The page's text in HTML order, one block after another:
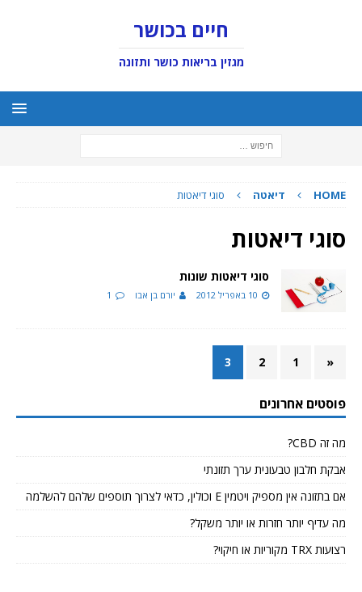
חיים בכושר
מגזין בריאות כושר ותזונה
HOME דיאטה סוגי דיאטות
סוגי דיאטות
סוגי דיאטות שונות
10 באפריל 2012 יורם בן אבו 1
«
1
2
3
פוסטים אחרונים
מה זה CBD?
אבקת חלבון טבעונית ערך תזונתי
אם בתזונה אין מספיק ויטמין E וכולין, כדאי לצרוך תוספים שלהם להשלמה
מה עדיף יותר חזרות או יותר משקל?
רצועות TRX מקוריות או חיקוי?